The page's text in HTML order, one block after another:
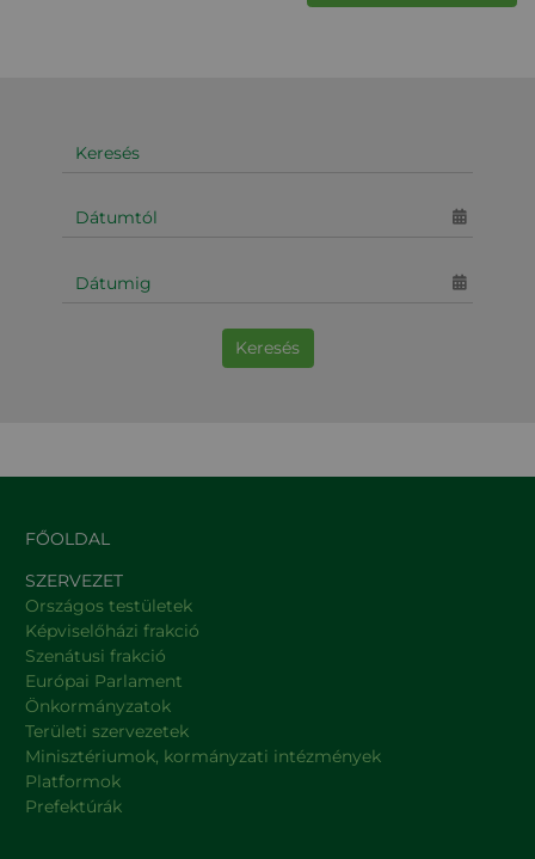
Keresés
FŐOLDAL
SZERVEZET
Országos testületek
Képviselőházi frakció
Szenátusi frakció
Európai Parlament
Önkormányzatok
Területi szervezetek
Minisztériumok, kormányzati intézmények
Platformok
Prefektúrák